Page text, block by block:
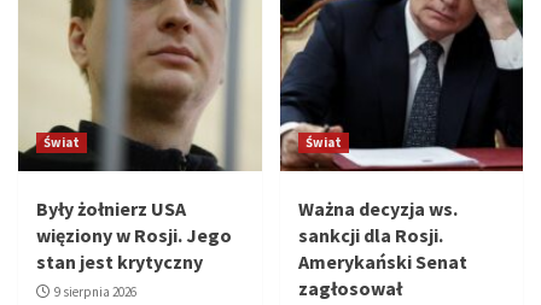
Świat
Były żołnierz USA
więziony w Rosji. Jego
stan jest krytyczny
9 sierpnia 2026
Świat
Ważna decyzja ws.
sankcji dla Rosji.
Amerykański Senat
zagłosował